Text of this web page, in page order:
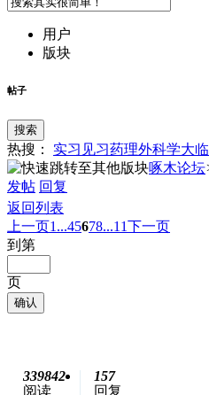
用户
版块
帖子
搜索
热搜： 实习 见习药理外科学大
啄木论坛
发帖 回复
返回列表
上一页1...45678...11下一页
到第
页
确认
339842
阅读
157
回复